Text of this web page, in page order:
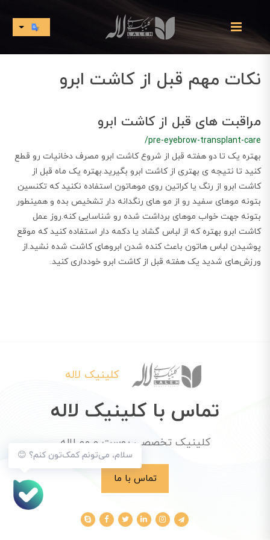
نکات مهم قبل از کاشت ابرو
مراقبت های قبل از کاشت ابرو
/pre-eyebrow-transplant-care
بهتره یک تا دو هفته قبل از شروع کاشت ابرو مصرف دخانیات رو قطع
کنید تا نتیجه ی بهتری از کاشت ابرو بگیرید.بهتره یک ماه قبل از
کاشت ابرو از رنگ یا کراتین روی موهاتون استفاده نکنید که تکنسین
بتونه موهای سفید رو از مو های رنگدانه دار تشخیص بده و همینطور
بتونه جهت خواب موهای برداشت شده رو شناسایی کنه‌.روز عمل
کاشت ابرو بهتره که از لباس گشاد یا دکمه دار استفاده کنید که موقع
پوشیدن لباس هاتون باعث کنده شدن ابروهای کاشت شده نشید.از
ورزش‌های شدید یک هفته قبل از کاشت ابرو خودداری کنید.
سلام، می‌تونم کمک‌تون کنم؟ 😊
کلینیک لاله
تماس با کلینیک لاله
کلینیک تخصصی پوست و مو لاله
تماس با ما